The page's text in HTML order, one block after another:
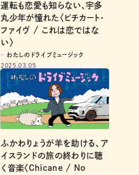
運転も恋愛も知らない、宇多
丸少年が憧れた〈ピチカート・
ファイヴ / これは恋ではな
い〉
わたしのドライブミュージック
2025.03.05
ふかわりょうが羊を助ける、ア
イスランドの旅の終わりに聴
く音楽〈Chicane / No